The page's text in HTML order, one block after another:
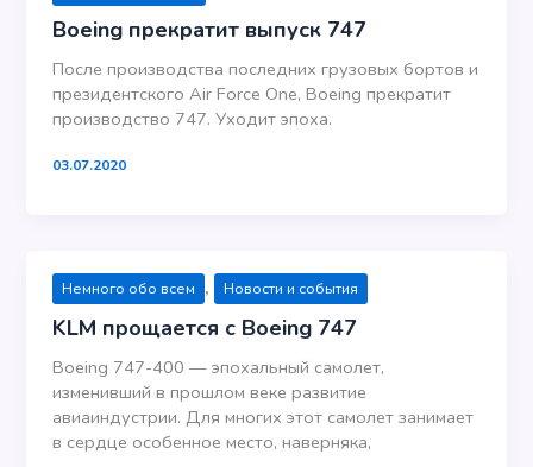
Boeing прекратит выпуск 747
После производства последних грузовых бортов и
президентского Air Force One, Boeing прекратит
производство 747. Уходит эпоха.
03.07.2020
Немного обо всем , Новости и события
KLM прощается с Boeing 747
Boeing 747-400 — эпохальный самолет,
изменивший в прошлом веке развитие
авиаиндустрии. Для многих этот самолет занимает
в сердце особенное место, наверняка,